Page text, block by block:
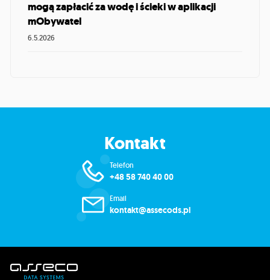
mogą zapłacić za wodę i ścieki w aplikacji
mObywatel
6.5.2026
Kontakt
Telefon
+48 58 740 40 00
Email
kontakt@assecods.pl